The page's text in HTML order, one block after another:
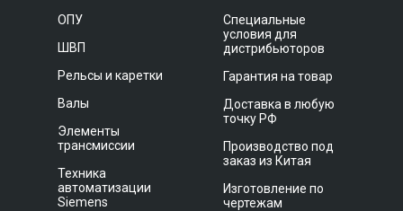
ОПУ
ШВП
Рельсы и каретки
Валы
Элементы
трансмиссии
Техника
автоматизации
Siemens
Специальные
условия для
дистрибьюторов
Гарантия на товар
Доставка в любую
точку РФ
Производство под
заказ из Китая
Изготовление по
чертежам